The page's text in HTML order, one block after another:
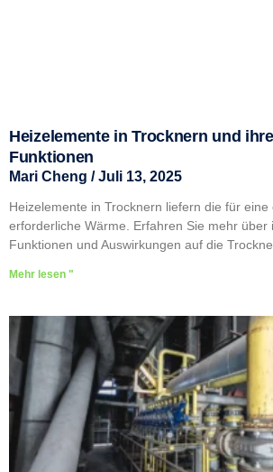
Heizelemente in Trocknern und
Funktionen
Mari Cheng Juli 13, 2025
Heizelemente in Trocknern liefern die für eine
erforderliche Wärme. Erfahren Sie mehr über
Funktionen und Auswirkungen auf die
Mehr lesen "